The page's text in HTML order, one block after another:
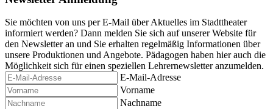
Sie möchten von uns per E-Mail über Aktuelles im Stadttheater
informiert werden? Dann melden Sie sich auf unserer Website für
den Newsletter an und Sie erhalten regelmäßig Informationen über
unsere Produktionen und Angebote. Pädagogen haben hier auch die
Möglichkeit sich für einen speziellen Lehrernewsletter anzumelden.
E-Mail-Adresse
Vorname
Nachname